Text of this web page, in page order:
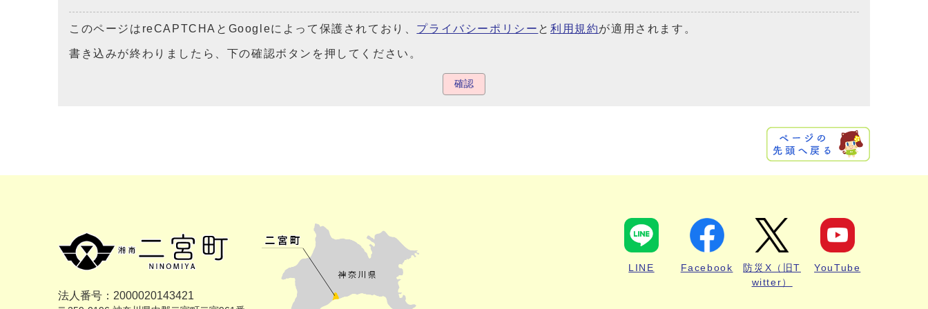
このページはreCAPTCHAとGoogleによって保護されており、 プライバシーポリシー と利用規約が適用されます。
書き込みが終わりましたら、下の確認ボタンを押してください。
確認
法人番号：2000020143421
LINE Facebook
防災X（旧T
witter）
YouTube